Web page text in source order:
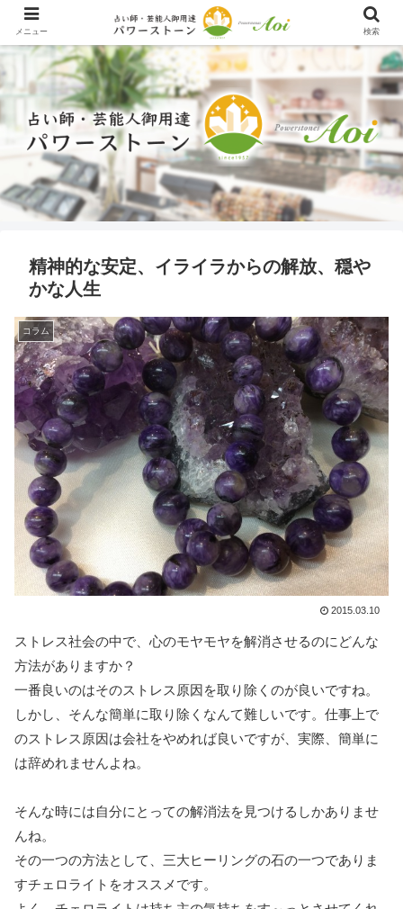
精神的な安定、イライラからの解放、穏や
かな人生
コラム
2015.03.10
ストレス社会の中で、心のモヤモヤを解消させるのにどんな
方法がありますか？
一番良いのはそのストレス原因を取り除くのが良いですね。
しかし、そんな簡単に取り除くなんて難しいです。仕事上で
のストレス原因は会社をやめれば良いですが、実際、簡単に
は辞めれませんよね。
そんな時には自分にとっての解消法を見つけるしかありませ
んね。
その一つの方法として、三大ヒーリングの石の一つでありま
すチェロライトをオススメです。
メニュー 検索